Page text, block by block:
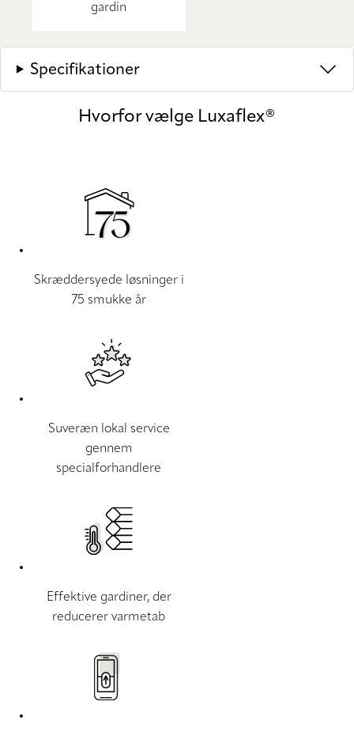
gardin
Specifikationer
Hvorfor vælge Luxaflex®
Skræddersyede løsninger i
75 smukke år
Suveræn lokal service
gennem
specialforhandlere
Effektive gardiner, der
reducerer varmetab